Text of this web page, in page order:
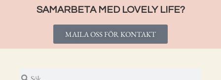
SAMARBETA MED LOVELY LIFE?
MAILA OSS FÖR KONTAKT